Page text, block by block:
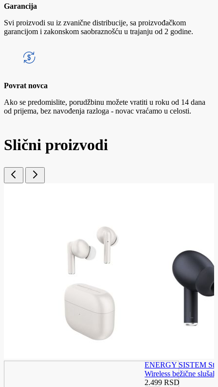
Garancija
Svi proizvodi su iz zvanične distribucije, sa proizvođačkom
garancijom i zakonskom saobraznošću u trajanju od 2 godine.
Povrat novca
Ako se predomislite, porudžbinu možete vratiti u roku od 14 dana
od prijema, bez navođenja razloga - novac vraćamo u celosti.
Slični proizvodi
ENERGY SISTEM
Wireless bežične
2.499 RSD